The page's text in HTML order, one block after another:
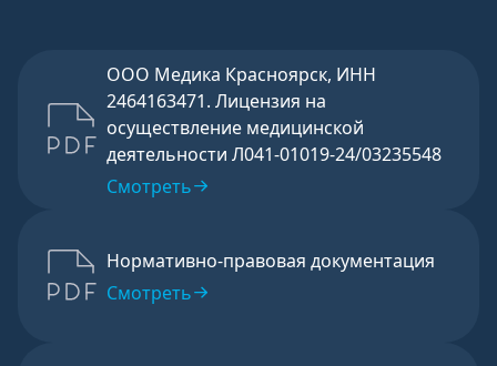
ООО Медика Красноярск, ИНН
2464163471. Лицензия на
осуществление медицинской
деятельности Л041-01019-24/03235548
Смотреть
Нормативно-правовая документация
Смотреть